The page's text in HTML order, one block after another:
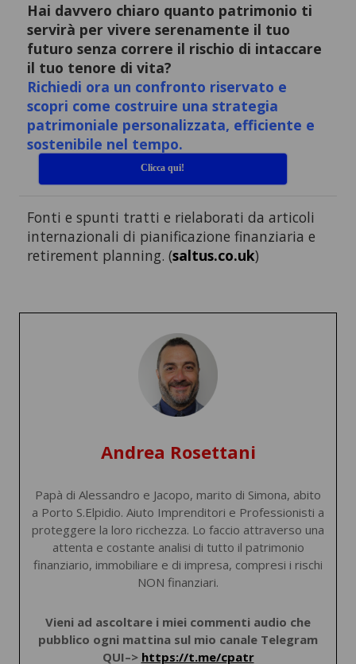
Hai davvero chiaro quanto patrimonio ti
servirà per vivere serenamente il tuo
futuro senza correre il rischio di intaccare
il tuo tenore di vita?
Richiedi ora un confronto riservato e
scopri come costruire una strategia
patrimoniale personalizzata, efficiente e
sostenibile nel tempo.
Clicca qui!
Fonti e spunti tratti e rielaborati da articoli
internazionali di pianificazione finanziaria e
retirement planning. (saltus.co.uk)
Andrea Rosettani
Papà di Alessandro e Jacopo, marito di Simona, abito
a Porto S.Elpidio. Aiuto Imprenditori e Professionisti a
proteggere la loro ricchezza. Lo faccio attraverso una
attenta e costante analisi di tutto il patrimonio
finanziario, immobiliare e di impresa, compresi i rischi
NON finanziari.
Vieni ad ascoltare i miei commenti audio che
pubblico ogni mattina sul mio canale Telegram
QUI–> https://t.me/cpatr